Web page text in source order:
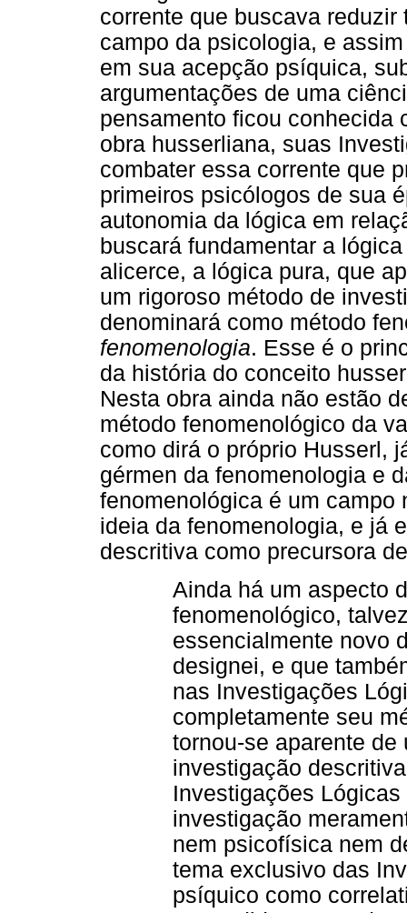
corrente que buscava
campo da psicologia, e
em sua acepção psíquica,
argumentações de uma
pensamento ficou conhecida
obra husserliana, suas
combater essa corrente que
primeiros psicólogos de sua
autonomia da lógica em
buscará fundamentar a
alicerce, a lógica pura, que
um rigoroso método de
denominará como método
fenomenologia. Esse é o
da história do conceito
Nesta obra ainda não estão
método fenomenológico da
como dirá o próprio Husserl,
gérmen da fenomenologia e
fenomenológica é um campo
ideia da fenomenologia, e já
descritiva como precursora
Ainda há um aspecto
fenomenológico,
essencialmente novo
designei, e que
nas Investigações
completamente seu
tornou-se aparente
investigação
Investigações
investigação
nem psicofísica nem
tema exclusivo das
psíquico como